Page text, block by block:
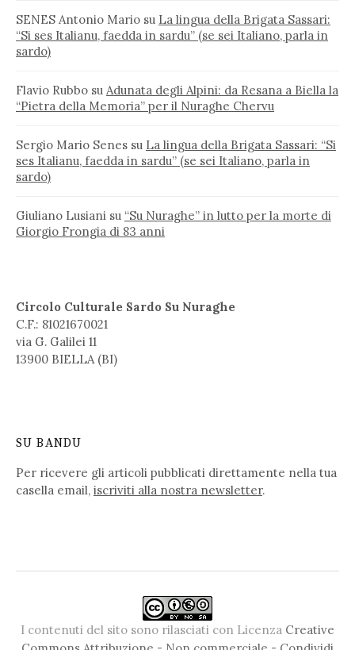
SENES Antonio Mario su La lingua della Brigata Sassari:
“Si ses Italianu, faedda in sardu” (se sei Italiano, parla in
sardo)
Flavio Rubbo su Adunata degli Alpini: da Resana a Biella la
“Pietra della Memoria” per il Nuraghe Chervu
Sergio Mario Senes su La lingua della Brigata Sassari: “Si
ses Italianu, faedda in sardu” (se sei Italiano, parla in
sardo)
Giuliano Lusiani su “Su Nuraghe” in lutto per la morte di
Giorgio Frongia di 83 anni
Circolo Culturale Sardo Su Nuraghe
C.F.: 81021670021
via G. Galilei 11
13900 BIELLA (BI)
SU BANDU
Per ricevere gli articoli pubblicati direttamente nella tua
casella email, iscriviti alla nostra newsletter.
I contenuti del sito sono rilasciati con Licenza Creative